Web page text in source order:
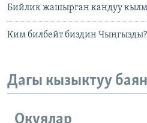
Бийлик жашырган кандуу
Ким билбейт биздин Чыңгызды?
Дагы кызыктуу